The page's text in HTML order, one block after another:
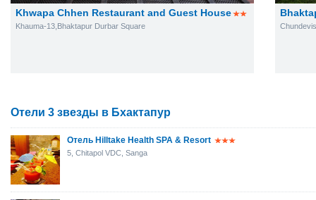
Khwapa Chhen Restaurant and Guest House
Khauma-13,Bhaktapur Durbar Square
Отели 3 звезды в Бхактапур
Отель Hilltake Health SPA & Resort
5, Chitapol VDC, Sanga